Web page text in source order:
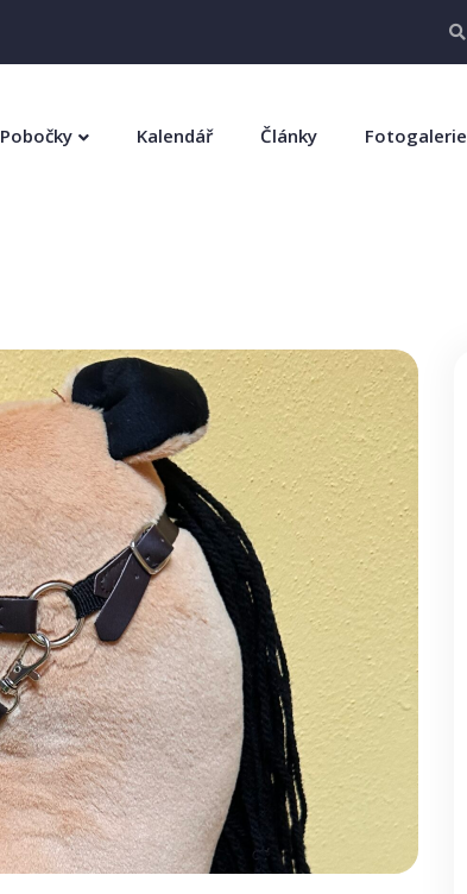
Pobočky Kalendář Články Fotogalerie